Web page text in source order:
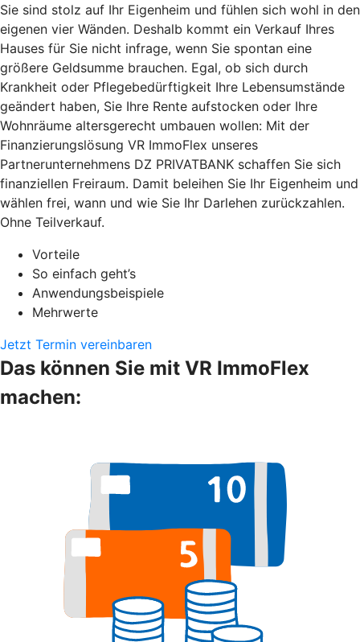
Sie sind stolz auf Ihr Eigenheim und fühlen sich wohl in den
eigenen vier Wänden. Deshalb kommt ein Verkauf Ihres
Hauses für Sie nicht infrage, wenn Sie spontan eine
größere Geldsumme brauchen. Egal, ob sich durch
Krankheit oder Pflegebedürftigkeit Ihre Lebensumstände
geändert haben, Sie Ihre Rente aufstocken oder Ihre
Wohnräume altersgerecht umbauen wollen: Mit der
Finanzierungslösung VR ImmoFlex unseres
Partnerunternehmens DZ PRIVATBANK schaffen Sie sich
finanziellen Freiraum. Damit beleihen Sie Ihr Eigenheim und
wählen frei, wann und wie Sie Ihr Darlehen zurückzahlen.
Ohne Teilverkauf.
Vorteile
So einfach geht’s
Anwendungsbeispiele
Mehrwerte
Jetzt Termin vereinbaren
Das können Sie mit VR ImmoFlex
machen: